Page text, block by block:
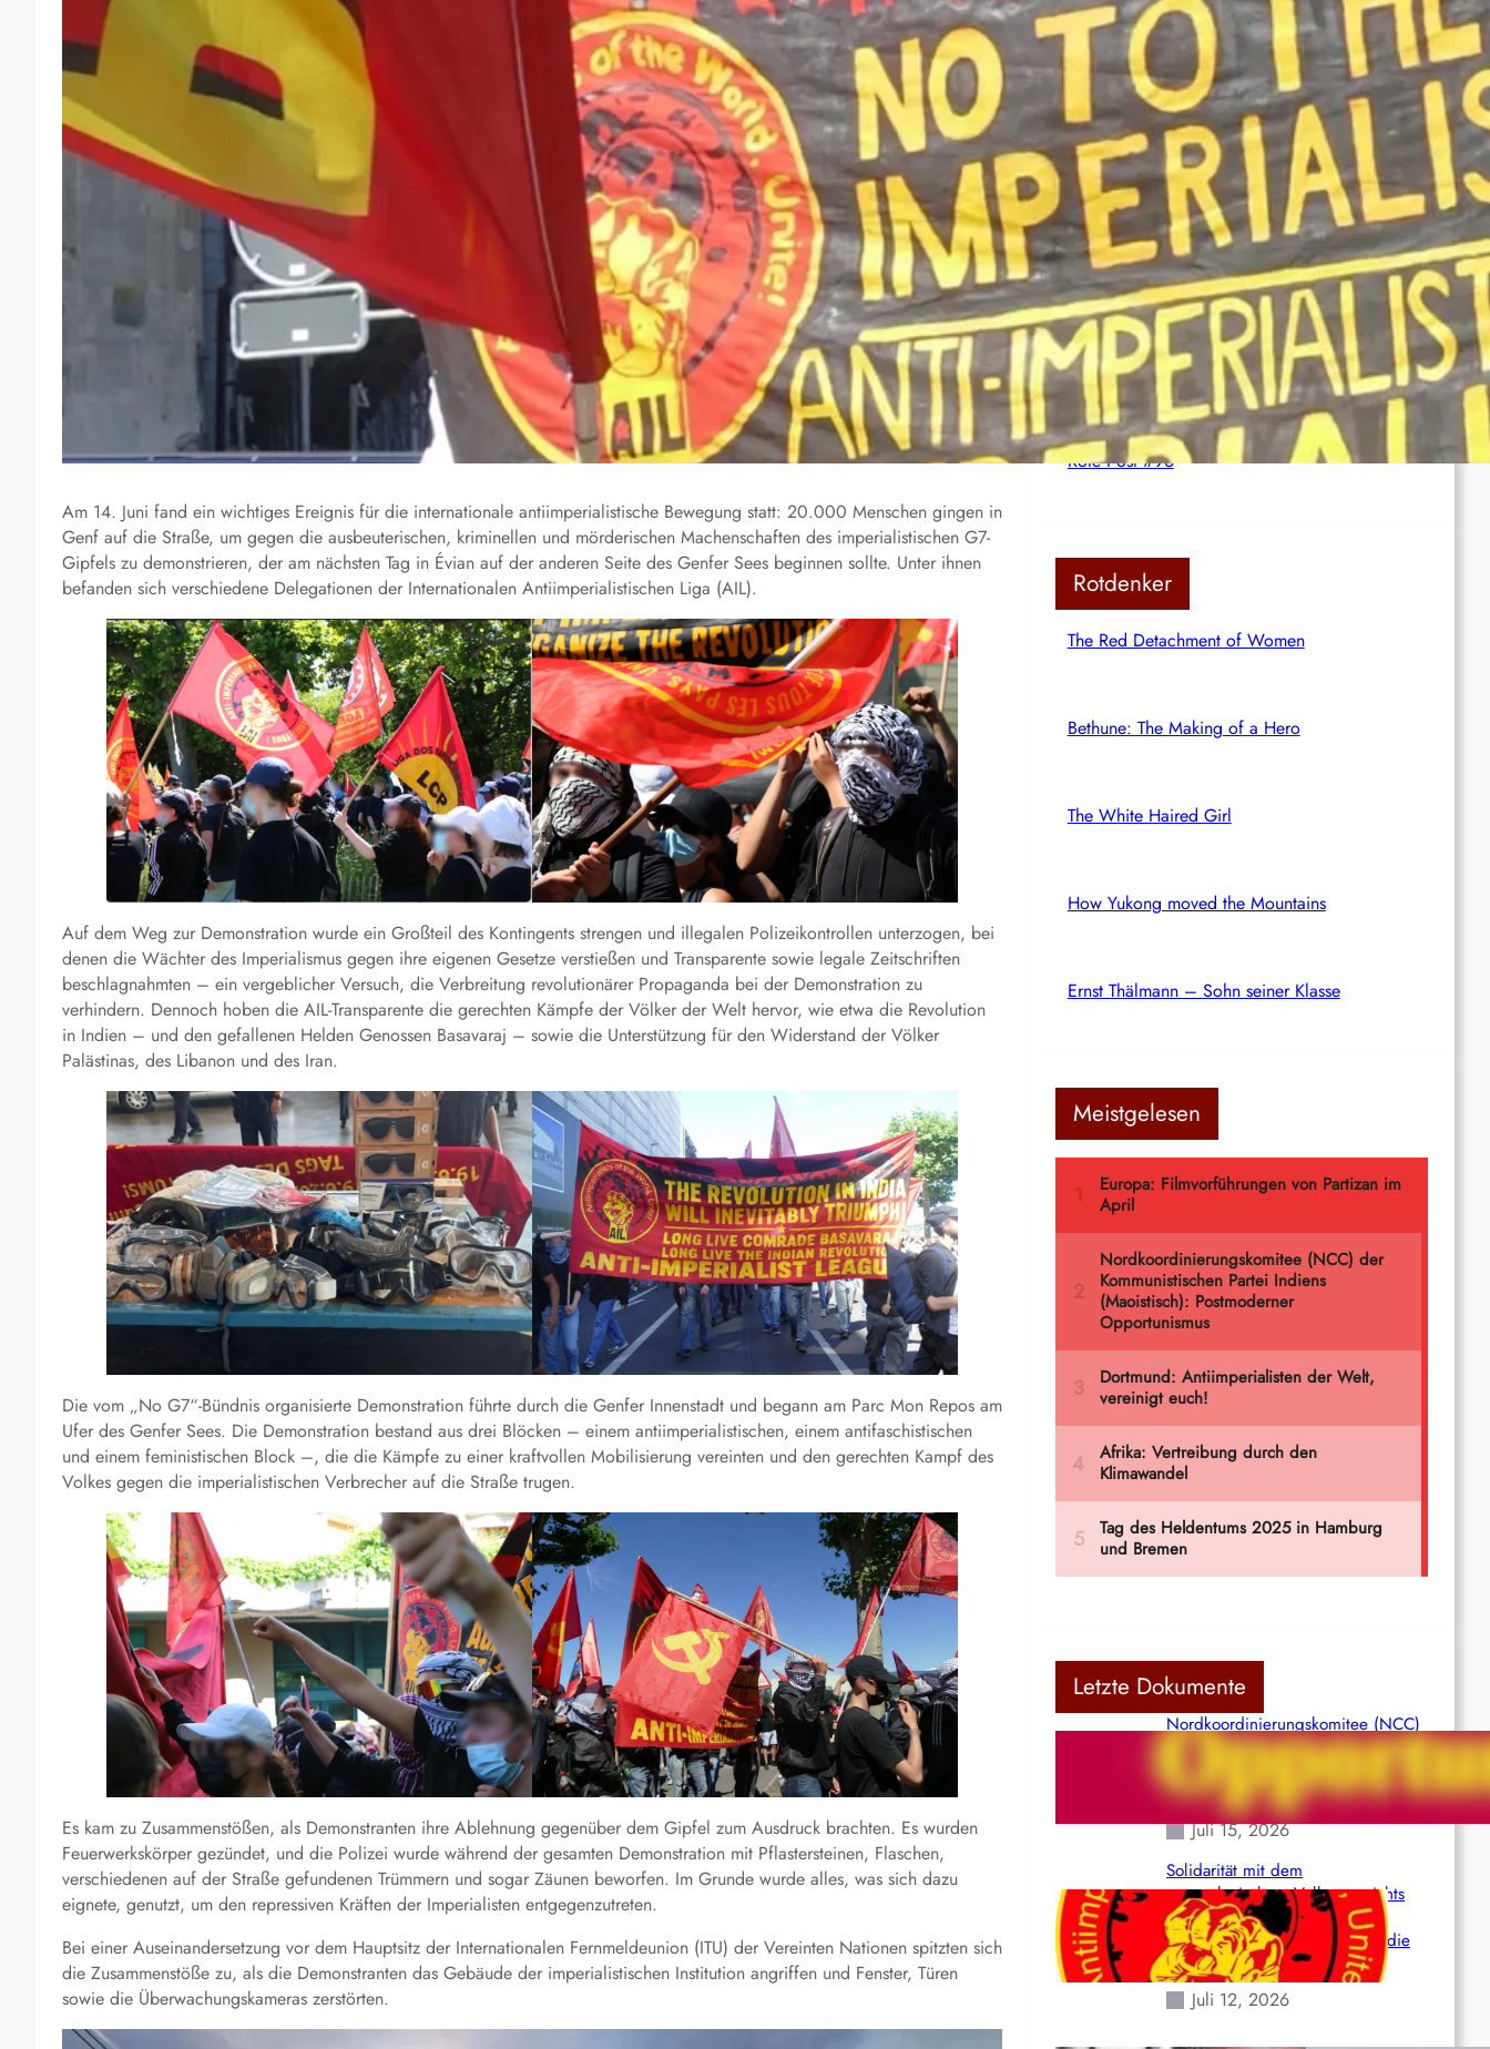
Am 14. Juni fand ein wichtiges Ereignis für die internationale antiimperialistische Bewegung statt: 20.000 Menschen gingen in
Genf auf die Straße, um gegen die ausbeuterischen, kriminellen und mörderischen Machenschaften des imperialistischen G7-
Gipfels zu demonstrieren, der am nächsten Tag in Évian auf der anderen Seite des Genfer Sees beginnen sollte. Unter ihnen
befanden sich verschiedene Delegationen der Internationalen Antiimperialistischen Liga (AIL).
Auf dem Weg zur Demonstration wurde ein Großteil des Kontingents strengen und illegalen Polizeikontrollen unterzogen, bei
denen die Wächter des Imperialismus gegen ihre eigenen Gesetze verstießen und Transparente sowie legale Zeitschriften
beschlagnahmten – ein vergeblicher Versuch, die Verbreitung revolutionärer Propaganda bei der Demonstration zu
verhindern. Dennoch hoben die AIL-Transparente die gerechten Kämpfe der Völker der Welt hervor, wie etwa die Revolution
in Indien – und den gefallenen Helden Genossen Basavaraj – sowie die Unterstützung für den Widerstand der Völker
Palästinas, des Libanon und des Iran.
Die vom „No G7“-Bündnis organisierte Demonstration führte durch die Genfer Innenstadt und begann am Parc Mon Repos am
Ufer des Genfer Sees. Die Demonstration bestand aus drei Blöcken – einem antiimperialistischen, einem antifaschistischen
und einem feministischen Block –, die die Kämpfe zu einer kraftvollen Mobilisierung vereinten und den gerechten Kampf des
Volkes gegen die imperialistischen Verbrecher auf die Straße trugen.
Es kam zu Zusammenstößen, als Demonstranten ihre Ablehnung gegenüber dem Gipfel zum Ausdruck brachten. Es wurden
Feuerwerkskörper gezündet, und die Polizei wurde während der gesamten Demonstration mit Pflastersteinen, Flaschen,
verschiedenen auf der Straße gefundenen Trümmern und sogar Zäunen beworfen. Im Grunde wurde alles, was sich dazu
eignete, genutzt, um den repressiven Kräften der Imperialisten entgegenzutreten.
Bei einer Auseinandersetzung vor dem Hauptsitz der Internationalen Fernmeldeunion (ITU) der Vereinten Nationen spitzten sich
die Zusammenstöße zu, als die Demonstranten das Gebäude der imperialistischen Institution angriffen und Fenster, Türen
sowie die Überwachungskameras zerstörten.
Syrien: Der kurdische Journalist Ahmet Polad
ist seit 200 Tagen in Haft – die Solidarität
wächst
International: Aufruf zu einer
Solidaritätswoche mit anarchistischen
Gefangenen vom 23. bis 30. August 2026
Deutschland: Der Inlandsgeheimdienst ermittelt
gegen „Prosfygika“
Rote Post #96
Rotdenker
The Red Detachment of Women
Bethune: The Making of a Hero
The White Haired Girl
How Yukong moved the Mountains
Ernst Thälmann – Sohn seiner Klasse
Meistgelesen
Letzte Dokumente
Nordkoordinierungskomitee (NCC)
der Kommunistischen Partei Indiens
(Maoistisch): Postmoderner
Opportunismus
Juli 15, 2026
Solidarität mit dem
venezolanischem Volk angesichts
der verlorenen Leben und der
katastrophalen Situation durch die
Erdbeben des 24. Juni!
Juli 12, 2026